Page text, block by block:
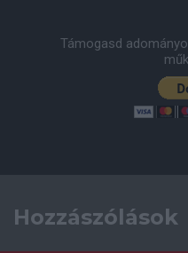
Támogasd
Hozzászólások